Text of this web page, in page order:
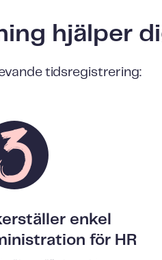
hjälper
tidsregistrering:
enkel
för HR